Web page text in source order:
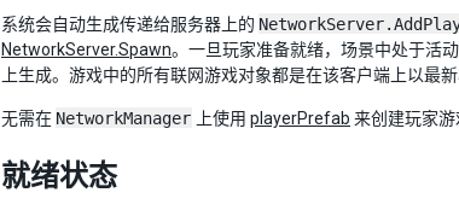
系统会自动生成传递给服务器上的
NetworkServer.Spawn。一旦玩家准备就绪，场景中处于活
上生成。游戏中的所有联网游戏对象都是在该客户端上以最
无需在 NetworkManager 上使用 playerPrefab 来创建玩家游
就绪状态